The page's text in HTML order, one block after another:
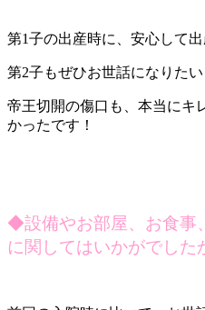
第1子の出産時に、安心して
第2子もぜひお世話になりたい
帝王切開の傷口も、本当にキ
かったです！
◆設備やお部屋、お食事
に関してはいかがでした